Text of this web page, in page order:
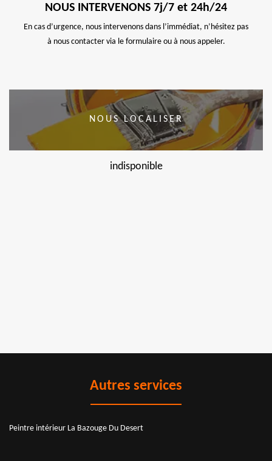
NOUS INTERVENONS 7j/7 et 24h/24
En cas d’urgence, nous intervenons dans l’immédiat, n’hésitez pas
à nous contacter via le formulaire ou à nous appeler.
NOUS LOCALISER
indisponible
Autres services
Peintre intérieur La Bazouge Du Desert